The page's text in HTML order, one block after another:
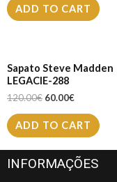
ADD TO CART
Sapato Steve Madden
LEGACIE-288
120.00€ 60.00€
ADD TO CART
INFORMAÇÕES